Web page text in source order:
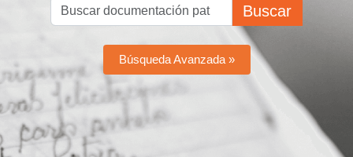
Buscar
Búsqueda Avanzada »